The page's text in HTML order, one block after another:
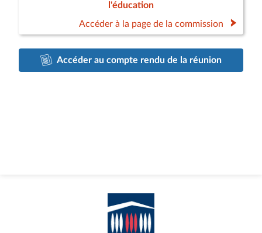
l'éducation
Accéder à la page de la commission
Accéder au compte rendu de la réunion